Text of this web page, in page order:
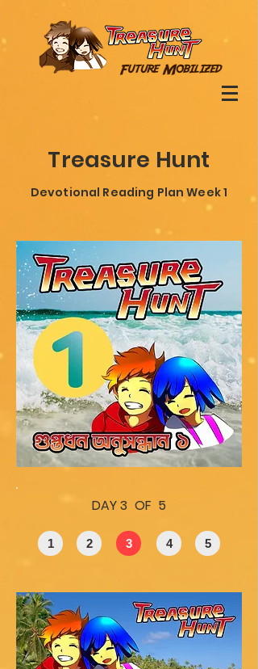
Treasure Hunt
Devotional Reading Plan Week 1
DAY 3 OF 5
1 2 3 4 5